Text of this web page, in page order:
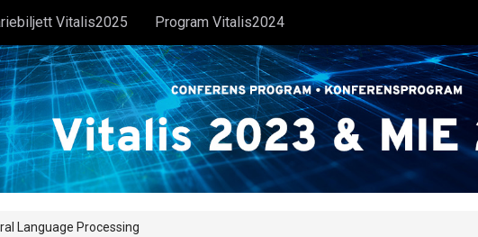
Vitalis2025 Program Vitalis2024
Language Processing